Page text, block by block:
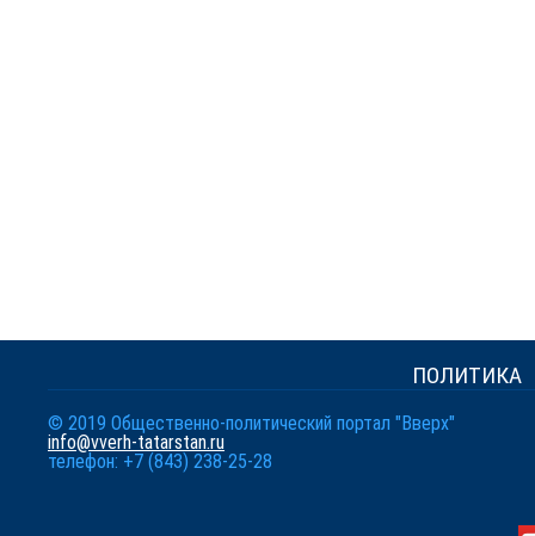
ПОЛИТИКА
© 2019 Общественно-политический портал "Вверх"
info@vverh-tatarstan.ru
телефон: +7 (843) 238-25-28